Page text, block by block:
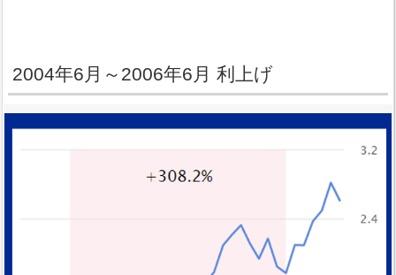
2004年6月～2006年6月 利上げ